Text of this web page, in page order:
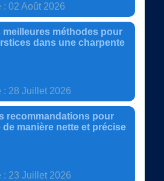
: 02 Août 2026
meilleures méthodes pour
dans une charpente
: 28 Juillet 2026
recommandations pour
manière nette et précise
: 23 Juillet 2026